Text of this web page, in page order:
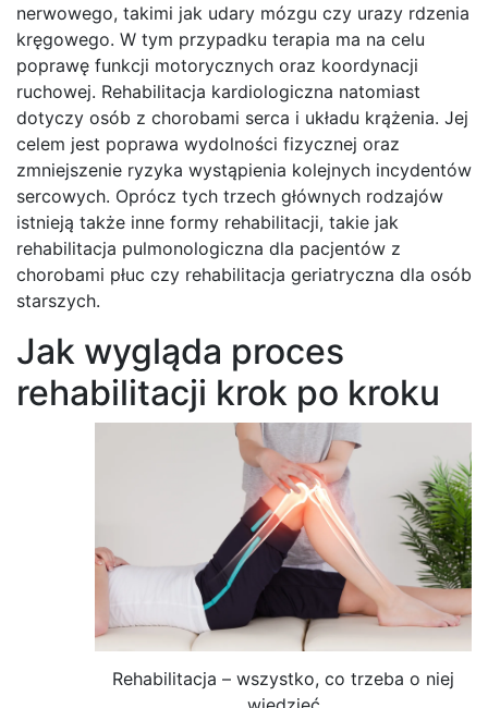
nerwowego, takimi jak udary mózgu czy urazy rdzenia
kręgowego. W tym przypadku terapia ma na celu
poprawę funkcji motorycznych oraz koordynacji
ruchowej. Rehabilitacja kardiologiczna natomiast
dotyczy osób z chorobami serca i układu krążenia. Jej
celem jest poprawa wydolności fizycznej oraz
zmniejszenie ryzyka wystąpienia kolejnych incydentów
sercowych. Oprócz tych trzech głównych rodzajów
istnieją także inne formy rehabilitacji, takie jak
rehabilitacja pulmonologiczna dla pacjentów z
chorobami płuc czy rehabilitacja geriatryczna dla osób
starszych.
Jak wygląda proces
rehabilitacji krok po kroku
Rehabilitacja – wszystko, co trzeba o niej